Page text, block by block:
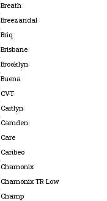
Breath
Breezandal
Briq
Brisbane
Brooklyn
Buena
CVT
Caitlyn
Camden
Care
Caribeo
Chamonix
Chamonix TR Low
Champ